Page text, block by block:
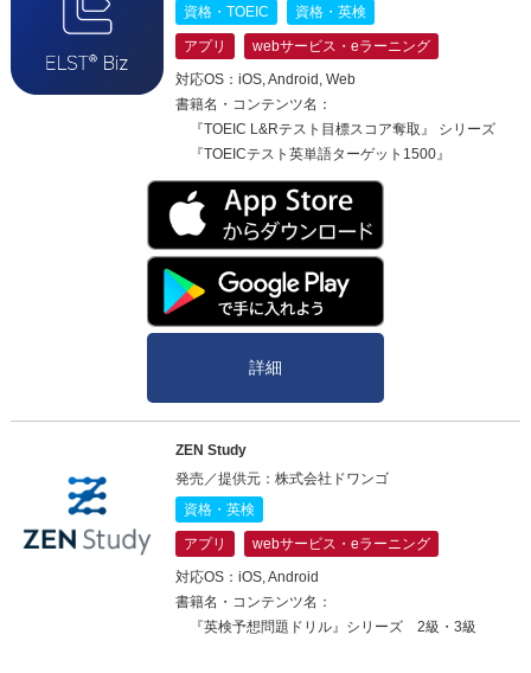
資格・TOEIC
資格・英検
アプリ
webサービス・eラーニング
対応OS：iOS, Android, Web
書籍名・コンテンツ名：
『TOEIC L&Rテスト目標スコア奪取』 シリーズ
『TOEICテスト英単語ターゲット1500』
詳細
ZEN Study
発売／提供元：株式会社ドワンゴ
資格・英検
アプリ
webサービス・eラーニング
対応OS：iOS, Android
書籍名・コンテンツ名：
『英検予想問題ドリル』シリーズ 2級・3級